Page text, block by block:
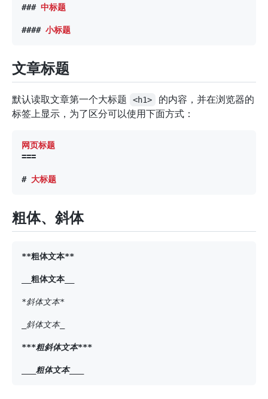
### 中标题
#### 小标题
文章标题
默认读取文章第一个大标题 <h1>
的内容，并在浏览器的
标签上显示，为了区分可以使用下面方式：
===
# 大标题
粗体、斜体
**粗体文本**
粗体文本
*斜体文本*
斜体文本_
***粗斜体文本***
粗体文本_